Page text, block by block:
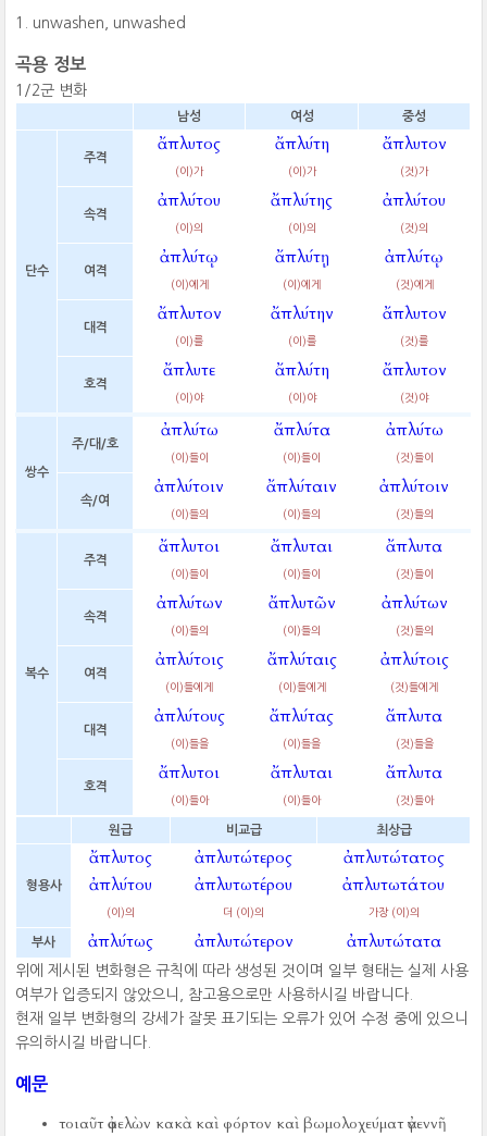
unwashen, unwashed
곡용 정보
1/2군 변화
남성 여성 중성
단수
주격
ἄπλυτος
(이)가
ἄπλύτη
(이)가
ἄπλυτον
(것)가
속격
ἀπλύτου
(이)의
ἄπλύτης
(이)의
ἀπλύτου
(것)의
여격
ἀπλύτῳ
(이)에게
ἄπλύτῃ
(이)에게
ἀπλύτῳ
(것)에게
대격
ἄπλυτον
(이)를
ἄπλύτην
(이)를
ἄπλυτον
(것)를
호격
ἄπλυτε
(이)야
ἄπλύτη
(이)야
ἄπλυτον
(것)야
쌍수
주/대/호
ἀπλύτω
(이)들이
ἄπλύτα
(이)들이
ἀπλύτω
(것)들이
속/여
ἀπλύτοιν
(이)들의
ἄπλύταιν
(이)들의
ἀπλύτοιν
(것)들의
복수
주격
ἄπλυτοι
(이)들이
ἄπλυται
(이)들이
ἄπλυτα
(것)들이
속격
ἀπλύτων
(이)들의
ἄπλυτῶν
(이)들의
ἀπλύτων
(것)들의
여격
ἀπλύτοις
(이)들에게
ἄπλύταις
(이)들에게
ἀπλύτοις
(것)들에게
대격
ἀπλύτους
(이)들을
ἄπλύτας
(이)들을
ἄπλυτα
(것)들을
호격
ἄπλυτοι
(이)들아
ἄπλυται
(이)들아
ἄπλυτα
(것)들아
원급 비교급 최상급
형용사
ἄπλυτος
ἀπλύτου
(이)의
ἀπλυτώτερος
ἀπλυτωτέρου
더 (이)의
ἀπλυτώτατος
ἀπλυτωτάτου
가장 (이)의
부사 ἀπλύτως ἀπλυτώτερον ἀπλυτώτατα
위에 제시된 변화형은 규칙에 따라 생성된 것이며 일부 형태는 실제 사용
여부가 입증되지 않았으니, 참고용으로만 사용하시길 바랍니다.
현재 일부 변화형의 강세가 잘못 표기되는 오류가 있어 수정 중에 있으니
유의하시길 바랍니다.
예문
τοιαῦτ ἀφελὼν κακὰ καὶ φόρτον καὶ βωμολοχεύματ ἀγεννῆ